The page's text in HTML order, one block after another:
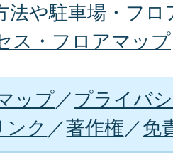
法や駐車場・フ
ス・フロアマップ
ップ
プライバ
ンク
著作権 免